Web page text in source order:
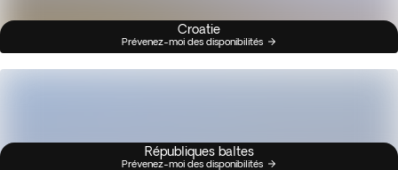
Croatie
Prévenez-moi des disponibilités
Républiques baltes
Prévenez-moi des disponibilités